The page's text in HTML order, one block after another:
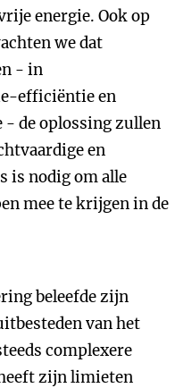
energie. Ook op
we dat
- in
efficiëntie en
de oplossing zullen
en
is nodig om alle
mee te krijgen in de
beleefde zijn
van het
complexere
zijn limieten